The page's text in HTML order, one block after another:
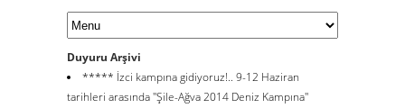
Duyuru Arşivi
***** İzci kampına gidiyoruz!.. 9-12 Haziran
tarihleri arasında ''Şile-Ağva 2014 Deniz Kampına''